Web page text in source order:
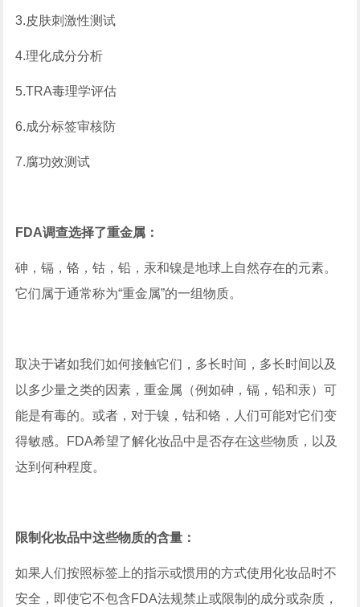
3.皮肤刺激性测试
4.理化成分分析
5.TRA毒理学评估
6.成分标签审核防
7.腐功效测试
FDA调查选择了重金属：
砷，镉，铬，钴，铅，汞和镍是地球上自然存在的元素。
它们属于通常称为“重金属”的一组物质。
取决于诸如我们如何接触它们，多长时间，多长时间以及
以多少量之类的因素，重金属（例如砷，镉，铅和汞）可
能是有毒的。或者，对于镍，钴和铬，人们可能对它们变
得敏感。FDA希望了解化妆品中是否存在这些物质，以及
达到何种程度。
限制化妆品中这些物质的含量：
如果人们按照标签上的指示或惯用的方式使用化妆品时不
安全，即使它不包含FDA法规禁止或限制的成分或杂质，